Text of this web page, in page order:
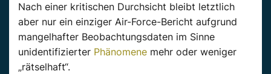
Nach einer kritischen Durchsicht bleibt letztlich
aber nur ein einziger Air-Force-Bericht aufgrund
mangelhafter Beobachtungsdaten im Sinne
unidentifizierter Phänomene mehr oder weniger
„rätselhaft“.